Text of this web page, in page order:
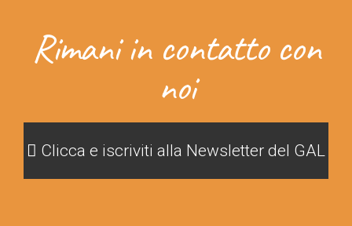
Rimani in contatto con
noi
Clicca e iscriviti alla Newsletter del GAL